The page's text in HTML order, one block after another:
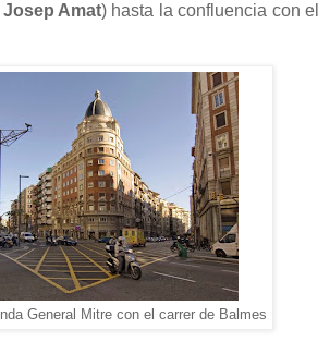
Amat) hasta la confluencia con el
General Mitre con el carrer de Balmes